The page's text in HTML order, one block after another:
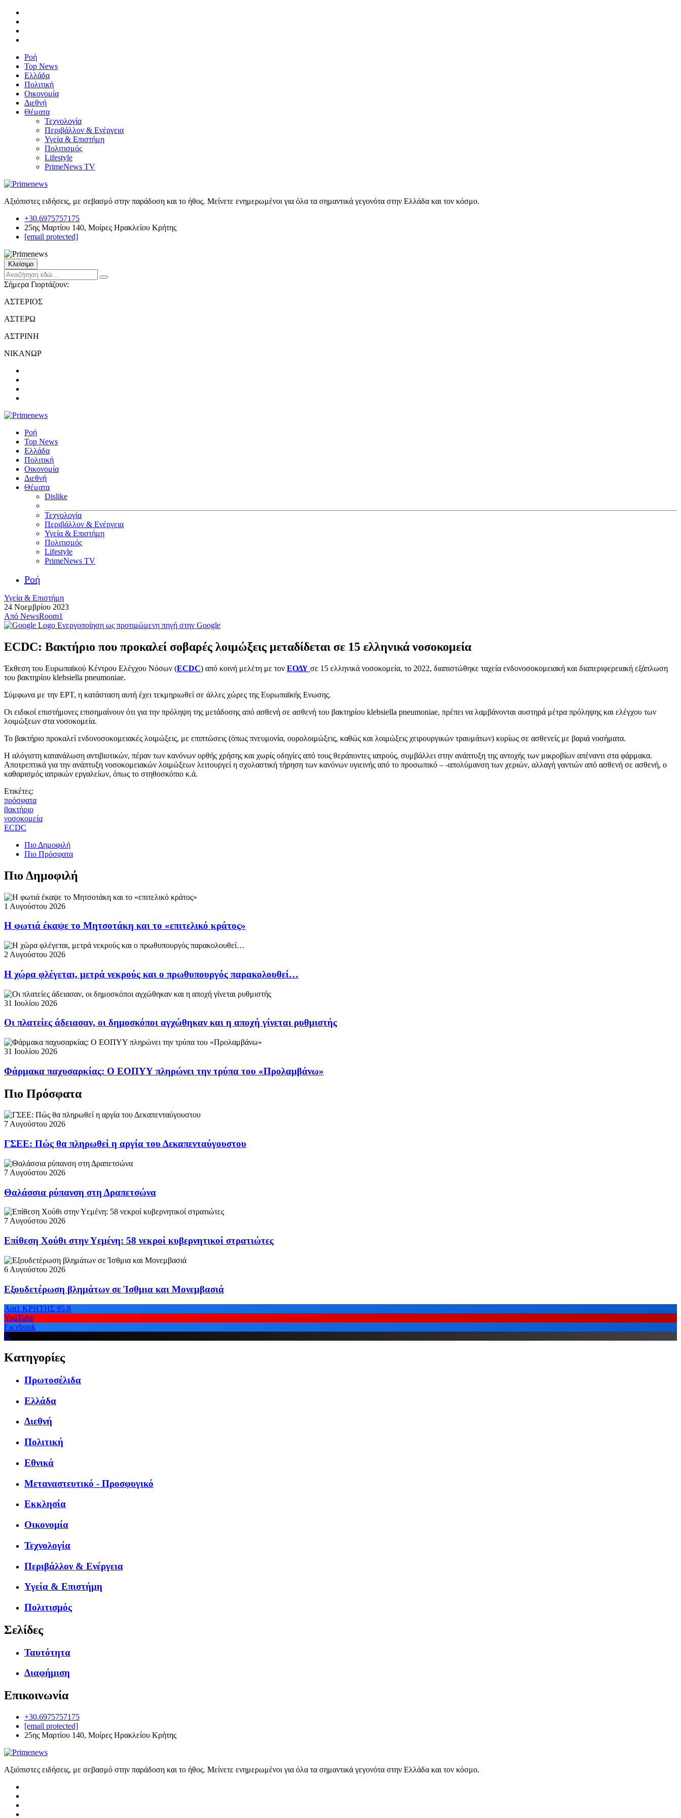
Ροή
Top News
Ελλάδα
Πολιτική
Οικονομία
Διεθνή
Θέματα
Τεχνολογία
Περιβάλλον & Ενέργεια
Υγεία & Επιστήμη
Πολιτισμός
Lifestyle
PrimeNews TV
Αξιόπιστες ειδήσεις, με σεβασμό στην παράδοση και το ήθος. Μείνετε ενημερωμένοι για όλα τα σημαντικά γεγονότα στην Ελλάδα και τον κόσμο.
+30.6975757175
25ης Μαρτίου 140, Μοίρες Ηρακλείου Κρήτης
[email protected]
Κλείσιμο
Σήμερα Γιορτάζουν:
ΑΣΤΕΡΙΟΣ
ΑΣΤΕΡΩ
ΑΣΤΡΙΝΗ
ΝΙΚΑΝΩΡ
Ροή
Top News
Ελλάδα
Πολιτική
Οικονομία
Διεθνή
Θέματα
Dislike
Τεχνολογία
Περιβάλλον & Ενέργεια
Υγεία & Επιστήμη
Πολιτισμός
Lifestyle
PrimeNews TV
Ροή
Υγεία & Επιστήμη
24 Νοεμβρίου 2023
Από NewsRoom1
Ενεργοποίηση ως προτιμώμενη πηγή στην Google
ECDC: Βακτήριο που προκαλεί σοβαρές λοιμώξεις μεταδίδεται σε 15 ελληνικά νοσοκομεία
Έκθεση του Ευρωπαϊκού Κέντρου Ελέγχου Νόσων (ECDC) από κοινή μελέτη με τον ΕΟΔΥ σε 15 ελληνικά νοσοκομεία, το 2022, διαπιστώθηκε ταχεία ενδονοσοκομειακή και διαπεριφερειακή εξάπλωση
του βακτηρίου klebsiella pneumoniae.
Σύμφωνα με την ΕΡΤ, η κατάσταση αυτή έχει τεκμηριωθεί σε άλλες χώρες της Ευρωπαϊκής Ενωσης.
Οι ειδικοί επιστήμονες επισημαίνουν ότι για την πρόληψη της μετάδοσης από ασθενή σε ασθενή του βακτηρίου klebsiella pneumoniae, πρέπει να λαμβάνονται αυστηρά μέτρα πρόληψης και ελέγχου των
λοιμώξεων στα νοσοκομεία.
Το βακτήριο προκαλεί ενδονοσοκομειακές λοιμώξεις, με επιπτώσεις (όπως πνευμονία, ουρολοιμώξεις, καθώς και λοιμώξεις χειρουργικών τραυμάτων) κυρίως σε ασθενείς με βαριά νοσήματα.
Η αλόγιστη κατανάλωση αντιβιοτικών, πέραν των κανόνων ορθής χρήσης και χωρίς οδηγίες από τους θεράποντες ιατρούς, συμβάλλει στην ανάπτυξη της αντοχής των μικροβίων απέναντι στα φάρμακα.
Αποτρεπτικά για την ανάπτυξη νοσοκομειακών λοιμώξεων λειτουργεί η σχολαστική τήρηση των κανόνων υγιεινής από το προσωπικό – -απολύμανση των χεριών, αλλαγή γαντιών από ασθενή σε ασθενή, ο
καθαρισμός ιατρικών εργαλείων, όπως το στηθοσκόπιο κ.ά.
Ετικέτες:
πρόσφατα
βακτήριο
νοσοκομεία
ECDC
Πιο Δημοφιλή
Πιο Πρόσφατα
Πιο Δημοφιλή
1 Αυγούστου 2026
Η φωτιά έκαψε το Μητσοτάκη και το «επιτελικό κράτος»
2 Αυγούστου 2026
Η χώρα φλέγεται, μετρά νεκρούς και ο πρωθυπουργός παρακολουθεί…
31 Ιουλίου 2026
Οι πλατείες άδειασαν, οι δημοσκόποι αγχώθηκαν και η αποχή γίνεται ρυθμιστής
31 Ιουλίου 2026
Φάρμακα παχυσαρκίας: Ο ΕΟΠΥΥ πληρώνει την τρύπα του «Προλαμβάνω»
Πιο Πρόσφατα
7 Αυγούστου 2026
ΓΣΕΕ: Πώς θα πληρωθεί η αργία του Δεκαπενταύγουστου
7 Αυγούστου 2026
Θαλάσσια ρύπανση στη Δραπετσώνα
7 Αυγούστου 2026
Επίθεση Χούθι στην Υεμένη: 58 νεκροί κυβερνητικοί στρατιώτες
6 Αυγούστου 2026
Εξουδετέρωση βλημάτων σε Ίσθμια και Μονεμβασιά
Ant1 ΚΡΗΤΗΣ 95.8
YouTube
Facebook
X
Κατηγορίες
Πρωτοσέλιδα
Ελλάδα
Διεθνή
Πολιτική
Εθνικά
Μεταναστευτικό - Προσφυγικό
Εκκλησία
Οικονομία
Τεχνολογία
Περιβάλλον & Ενέργεια
Υγεία & Επιστήμη
Πολιτισμός
Σελίδες
Ταυτότητα
Διαφήμιση
Επικοινωνία
+30.6975757175
[email protected]
25ης Μαρτίου 140, Μοίρες Ηρακλείου Κρήτης
Αξιόπιστες ειδήσεις, με σεβασμό στην παράδοση και το ήθος. Μείνετε ενημερωμένοι για όλα τα σημαντικά γεγονότα στην Ελλάδα και τον κόσμο.